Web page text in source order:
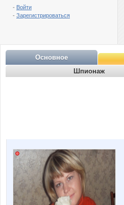
- Войти
- Зарегистрироваться
Основное
Шпионаж